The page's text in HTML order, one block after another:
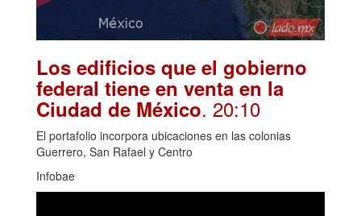
Los edificios que el gobierno
federal tiene en venta en la
Ciudad de México. 20:10
El portafolio incorpora ubicaciones en las colonias
Guerrero, San Rafael y Centro
Infobae